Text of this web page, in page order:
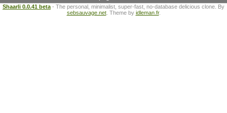
Shaarli 0.0.41 beta - The personal, minimalist, super-fast, no-database delicious clone. By
sebsauvage.net. Theme by idleman.fr.